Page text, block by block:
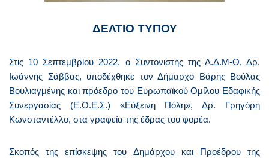
ΔΕΛΤΙΟ ΤΥΠΟΥ
Στις 10 Σεπτεμβρίου 2022, ο Συντονιστής της Α.Δ.Μ-Θ, Δρ.
Ιωάννης Σάββας, υποδέχθηκε τον Δήμαρχο Βάρης Βούλας
Βουλιαγμένης και πρόεδρο του Ευρωπαϊκού Ομίλου Εδαφικής
Συνεργασίας (Ε.Ο.Ε.Σ.) «Εύξεινη Πόλη»,Δρ. Γρηγόρη
Κωνσταντέλλο, στα γραφεία της έδρας του φορέα.
Σκοπός της επίσκεψης του Δημάρχου και Προέδρου της